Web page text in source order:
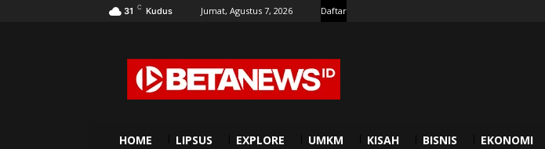
31 C Kudus Jumat, Agustus 7, 2026 Daftar
HOME LIPSUS EXPLORE UMKM KISAH BISNIS EKONOMI